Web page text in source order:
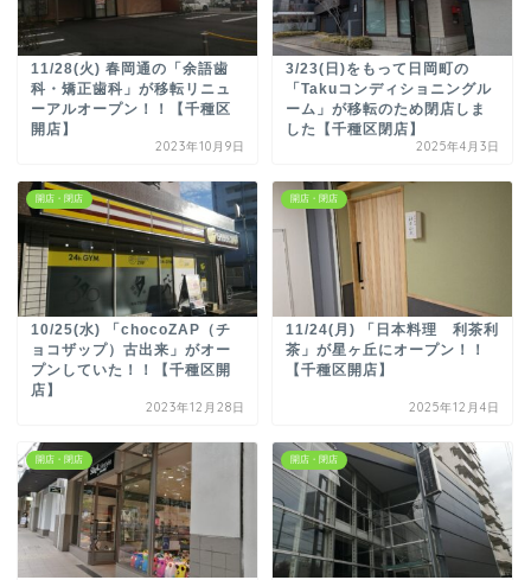
11/28(火) 春岡通の「余語歯
科・矯正歯科」が移転リニュ
ーアルオープン！！【千種区
開店】
2023年10月9日
3/23(日)をもって日岡町の
「Takuコンディショニングル
ーム」が移転のため閉店しま
した【千種区閉店】
2025年4月3日
開店・閉店
10/25(水) 「chocoZAP（チ
ョコザップ）古出来」がオー
プンしていた！！【千種区開
店】
2023年12月28日
開店・閉店
11/24(月) 「日本料理 利茶利
茶」が星ヶ丘にオープン！！
【千種区開店】
2025年12月4日
開店・閉店 開店・閉店